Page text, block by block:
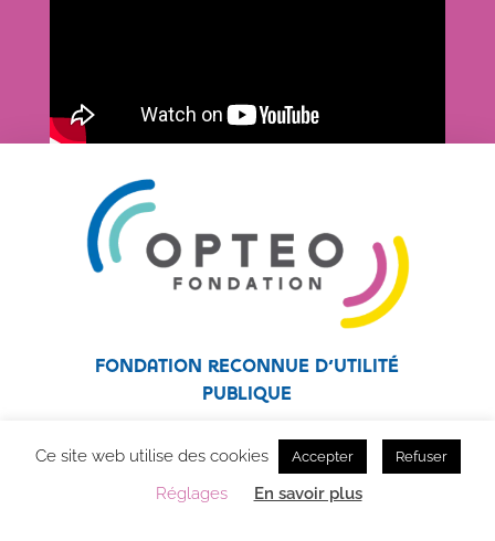
Fondation reconnue d’utilité
publique
Ce site web utilise des cookies Accepter Refuser
Réglages En savoir plus